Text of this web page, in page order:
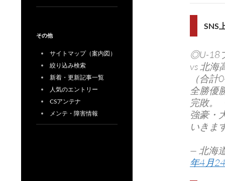
SNS
◎U-18
vs 北海
（合計
全勝優
完敗。
強豪・
いきま
— 北海
年4月
その他
サイトマップ（案内図）
絞り込み検索
新着・更新記事一覧
人気のエントリー
CSアンテナ
メンテ・障害情報